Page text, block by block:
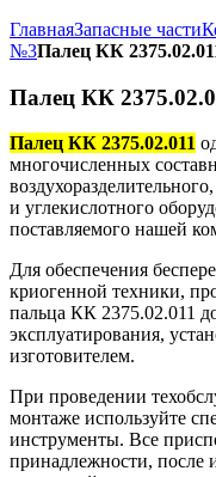
ГлавнаяЗапасные части
№3Палец КК
Палец КК
Палец КК 2375.02.011
многочисленных
и углекислотного
поставляемого нашей
Для обеспечения
криогенной техники,
пальца КК 2375.02.011
эксплуатирования,
изготовителем.
При проведении
монтаже используйте
инструменты. Все
принадлежности, после